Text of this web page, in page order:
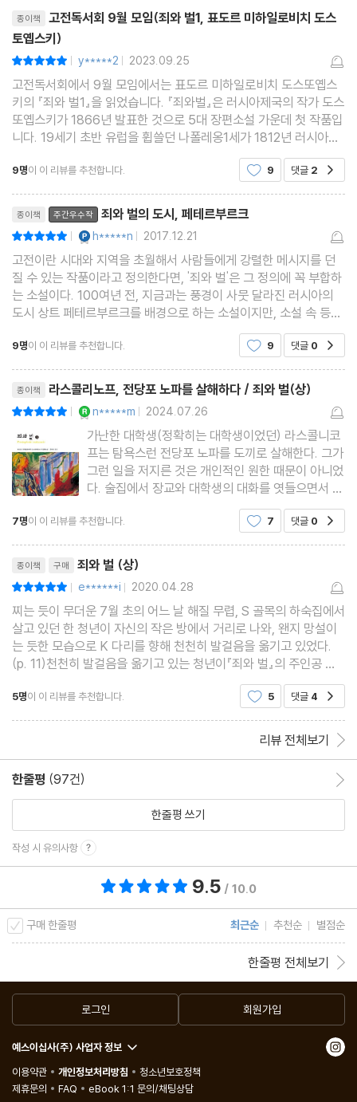
종이책
고전독서회 9월 모임(죄와 벌1, 표도르 미하일로비치 도스
토옙스키)
| y*****2 | 2023.09.25
고전독서회에서 9월 모임에서는 표도르 미하일로비치 도스또옙스
키의 『죄와 벌1』을 읽었습니다. 『죄와벌』은 러시아제국의 작가 도스
또옙스키가 1866년 발표한 것으로 5대 장편소설 가운데 첫 작품입
니다. 19세기 초반 유럽을 휩쓸던 나폴레옹1세가 1812년 러시아를
침공해온 것을 격퇴시킨 뒤에 러시아는 유럽의 강대국으로 빠르게
부상하게 되었습니다. 그 무렵 상트페테르부르크 역
9명이 이 리뷰를 추천합니다. 9 댓글 2
종이책 주간우수작 죄와 벌의 도시, 페테르부르크
| h*****n | 2017.12.21
고전이란 시대와 지역을 초월해서 사람들에게 강렬한 메시지를 던
질 수 있는 작품이라고 정의한다면, '죄와 벌'은 그 정의에 꼭 부합하
는 소설이다. 100여년 전, 지금과는 풍경이 사뭇 달라진 러시아의
도시 상트 페테르부르크를 배경으로 하는 소설이지만, 소설 속 등장
인물은 시대와 지역을 넘나들며 우리 곁에서 살아 숨쉬는 인간 캐릭
터이기 때문이다. 글자가 빼곡하게 들어찬 책이 5
9명이 이 리뷰를 추천합니다. 9 댓글 0
종이책 라스콜리노프, 전당포 노파를 살해하다 / 죄와 벌(상)
| n*****m | 2024.07.26
가난한 대학생(정확히는 대학생이었던) 라스콜니코
프는 탐욕스런 전당포 노파를 도끼로 살해한다. 그가
그런 일을 저지른 것은 개인적인 원한 때문이 아니었
다. 술집에서 장교와 대학생의 대화를 엿들으면서 그
들과 '똑같은 생각'이 라스콜떠올랐기 때문이었다. 그
는 노파가 살 가치가 없다는 데 동의하고 이를 실행
노파의 삶이 사회
7명이 이 리뷰를 추천합니다. 7 댓글 0
종이책 구매 죄와 벌 (상)
| e******i | 2020.04.28
찌는 듯이 무더운 7월 초의 어느 날 해질 무렵, S 골목의 하숙집에서
살고 있던 한 청년이 자신의 작은 방에서 거리로 나와, 왠지 망설이
는 듯한 모습으로 K 다리를 향해 천천히 발걸음을 옮기고 있었다.
(p. 11)천천히 발걸음을 옮기고 있는 청년이『죄와 벌』의 주인공 라
스꼴리니꼬프다. 이틀째 아무것도 먹지 못해 생각이 뒤죽박죽이
다. 〈음······ 그래······ 모든 일은 마음먹
5명이 이 리뷰를 추천합니다. 5 댓글 4
리뷰 전체보기
한줄평 (97건)
한줄평 쓰기
작성 시 유의사항
9.5 / 10.0
구매 한줄평 최근순 추천순 별점순
한줄평 전체보기
로그인 회원가입
예스이십사(주) 사업자 정보
이용약관
개인정보처리방침
청소년보호정책
제휴문의
FAQ eBook 1:1 문의/채팅상담